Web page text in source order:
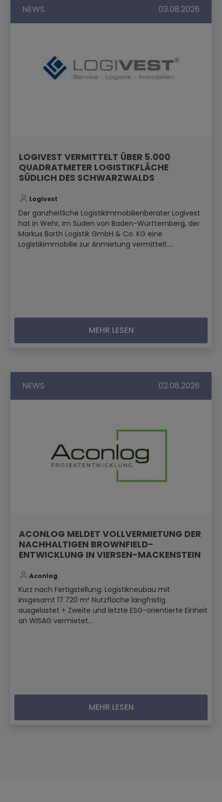
NEWS 03.08.2026
LOGIVEST VERMITTELT ÜBER 5.000
QUADRATMETER LOGISTIKFLÄCHE
SÜDLICH DES SCHWARZWALDS
Logivest
Der ganzheitliche Logistikimmobilienberater Logivest
hat in Wehr, im Süden von Baden-Württemberg, der
Markus Barth Logistik GmbH & Co. KG eine
Logistikimmobilie zur Anmietung vermittelt....
MEHR LESEN
NEWS 02.08.2026
ACONLOG MELDET VOLLVERMIETUNG DER
NACHHALTIGEN BROWNFIELD-
ENTWICKLUNG IN VIERSEN-MACKENSTEIN
Aconlog
Kurz nach Fertigstellung: Logistikneubau mit
insgesamt 17.720 m² Nutzfläche langfristig
ausgelastet + Zweite und letzte ESG-orientierte Einheit
an WISAG vermietet...
MEHR LESEN